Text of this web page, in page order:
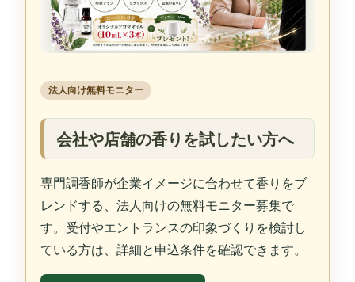
法人向け無料モニター
会社や店舗の香りを試したい方へ
専門調香師が企業イメージに合わせて香りをブ
レンドする、法人向けの無料モニター募集で
す。受付やエントランスの印象づくりを検討し
ている方は、詳細と申込条件を確認できます。